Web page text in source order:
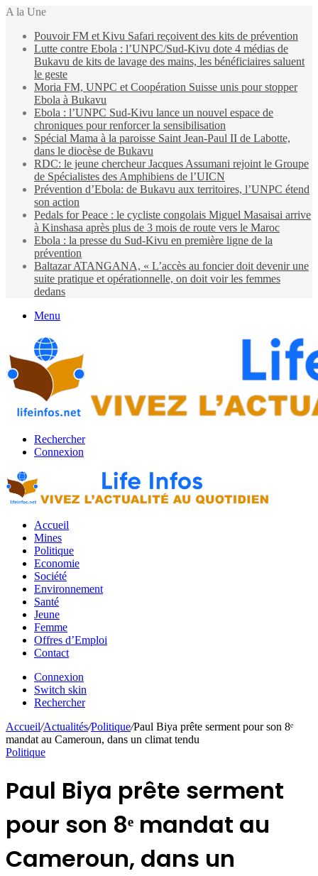
A la Une
Pouvoir FM et Kivu Safari reçoivent des kits de prévention
Lutte contre Ebola : l’UNPC/Sud-Kivu dote 4 médias de
Bukavu de kits de lavage des mains, les bénéficiaires saluent
le geste
Moria FM, UNPC et Coopération Suisse unis pour stopper
Ebola à Bukavu
Ebola : l’UNPC Sud-Kivu lance un nouvel espace de
chroniques pour renforcer la sensibilisation
Spécial Mama à la paroisse Saint Jean-Paul II de Labotte,
dans le diocèse de Bukavu
RDC: le jeune chercheur Jacques Assumani rejoint le Groupe
de Spécialistes des Amphibiens de l’UICN
Prévention d’Ebola: de Bukavu aux territoires, l’UNPC étend
son action
Pedals for Peace : le cycliste congolais Miguel Masaisai arrive
à Kinshasa après plus de 3 mois de route vers le Maroc
Ebola : la presse du Sud-Kivu en première ligne de la
prévention
Baltazar ATANGANA, « L’accès au foncier doit devenir une
suite pratique et opérationnelle, on doit voir les femmes
dedans
Menu
Rechercher
Connexion
Accueil
Mines
Politique
Economie
Société
Environnement
Santé
Jeune
Femme
Offres d’Emploi
Contact
Connexion
Switch skin
Rechercher
Accueil/Actualités/Politique/Paul Biya prête serment pour son 8ᵉ
mandat au Cameroun, dans un climat tendu
Politique
Paul Biya prête serment
pour son 8ᵉ mandat au
Cameroun, dans un